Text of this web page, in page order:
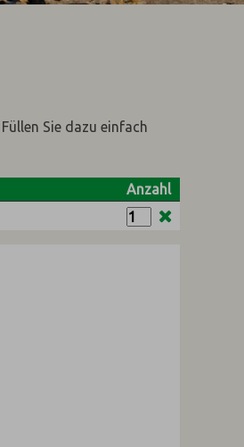
Sie dazu einfach
Anzahl